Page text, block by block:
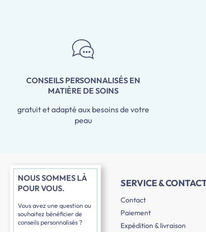
CONSEILS PERSONNALISÉS EN
MATIÈRE DE SOINS
gratuit et adapté aux besoins de votre
peau
NOUS SOMMES LÀ
POUR VOUS.
Vous avez une question ou
souhaitez bénéficier de
conseils personnalisés ?
SERVICE &
Contact
Paiement
Expédition & livraison